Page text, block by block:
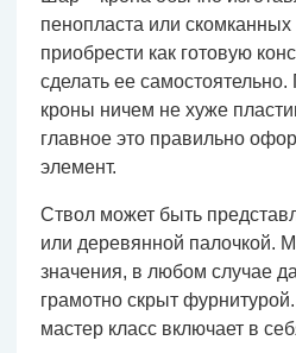
пенопласта или скомканных
приобрести как готовую
сделать ее самостоятельно.
кроны ничем не хуже
главное это правильно
элемент.
Ствол может быть
или деревянной палочкой.
значения, в любом случае
грамотно скрыт
мастер класс включает в